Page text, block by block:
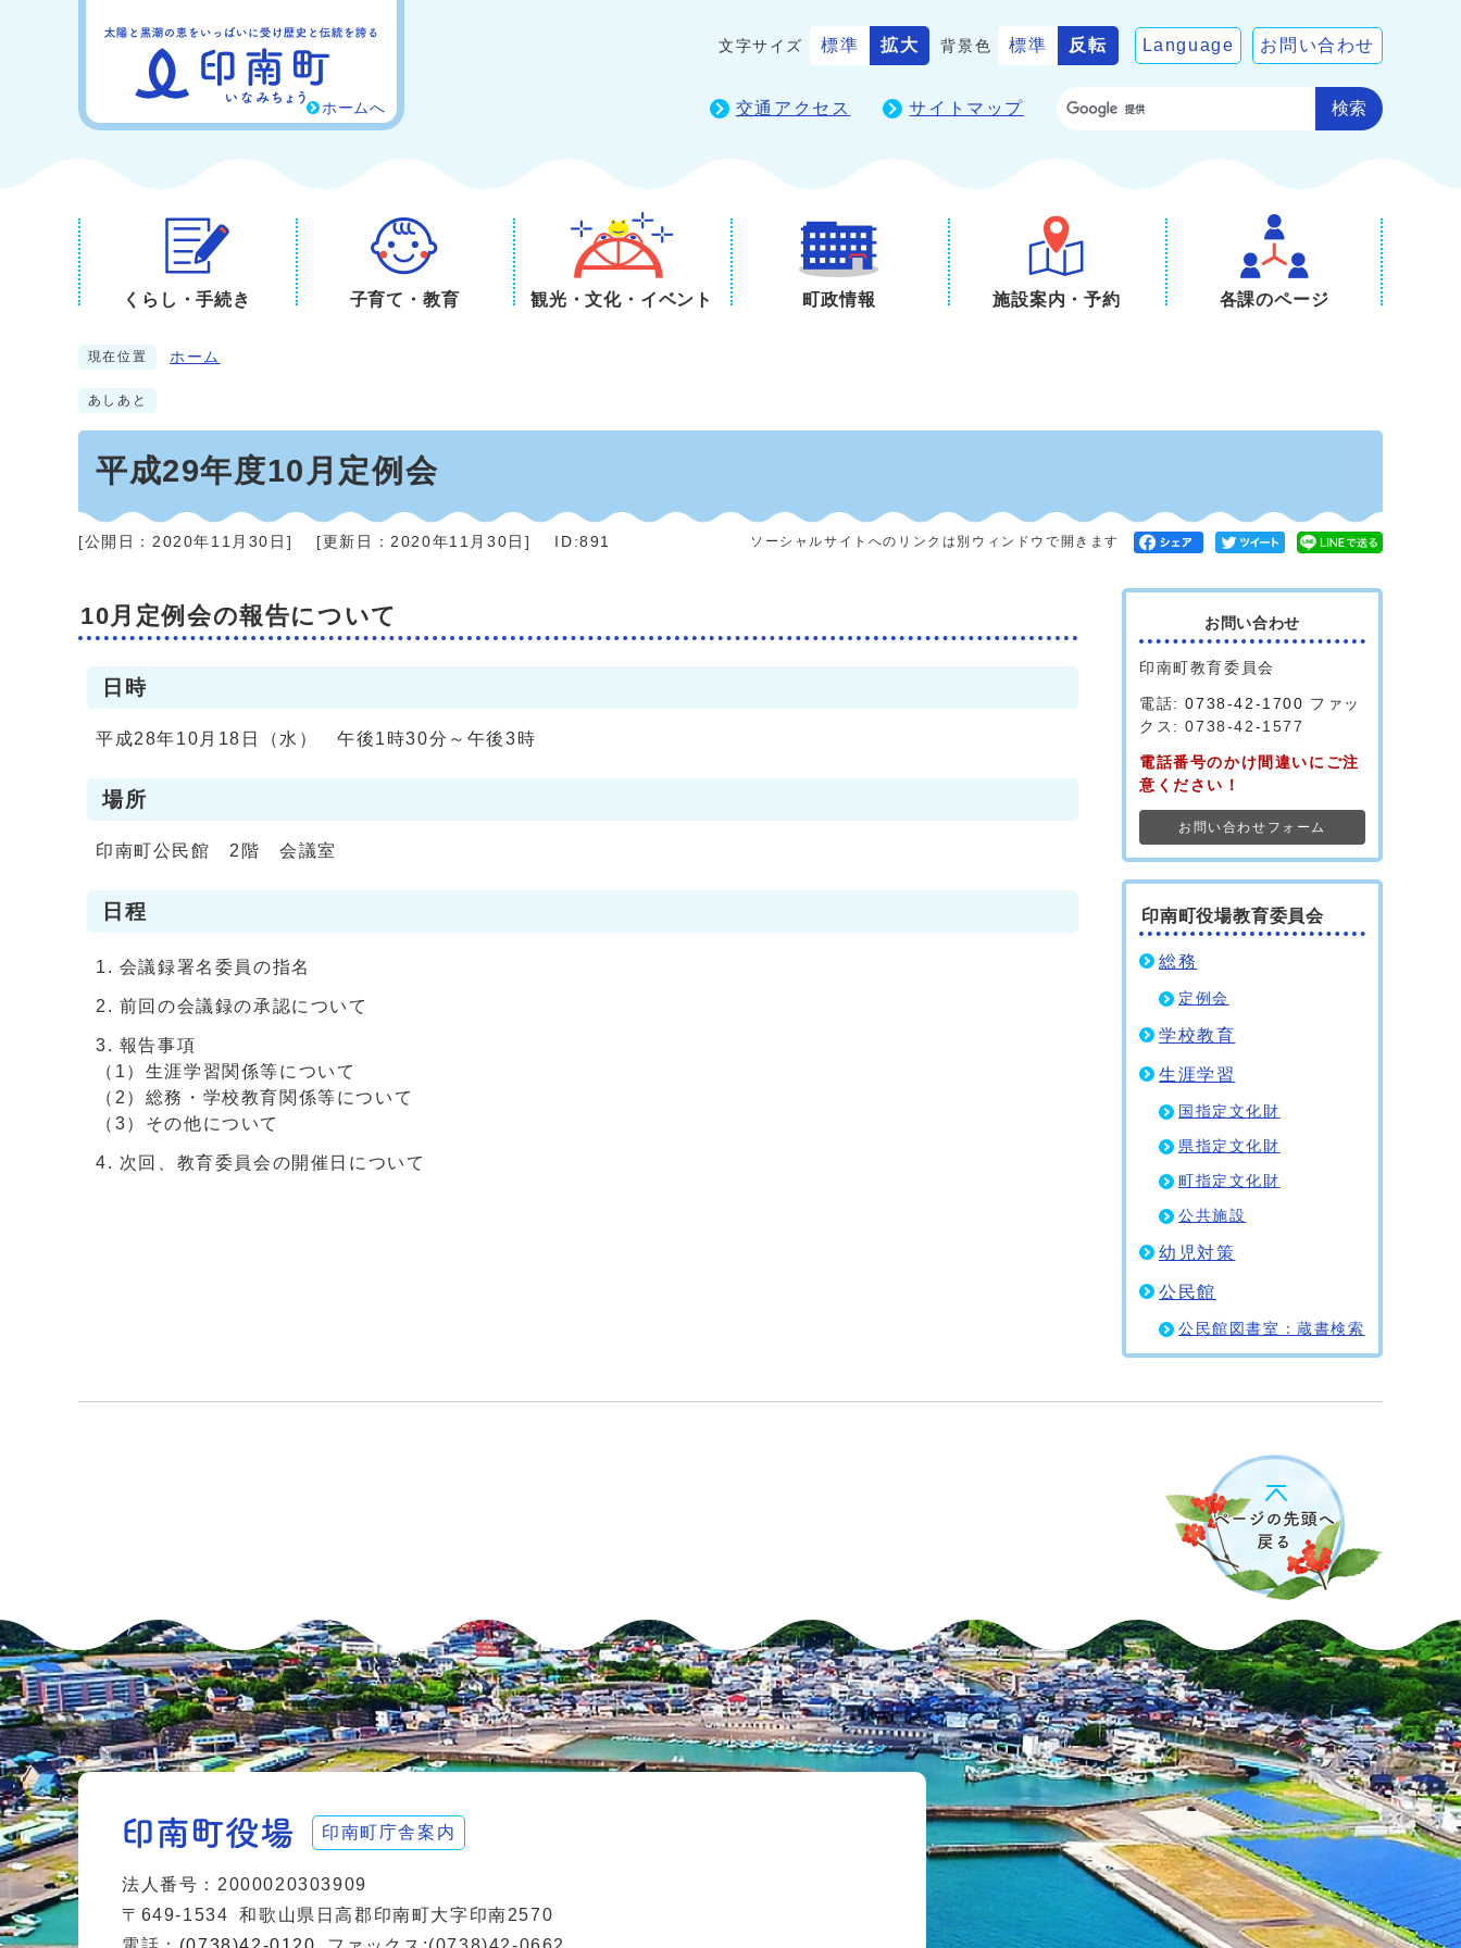
ホームへ
文字サイズ 標準 拡大 背景色 標準 反転 Language お問い合わせ
交通アクセス サイトマップ 検索
くらし・手続き 子育て・教育 観光・文化・イベント 町政情報 施設案内・予約 各課のページ
現在位置 ホーム
あしあと
平成29年度10月定例会
[公開日： 2020年11月30日 ] [更新日：2020年11月30日 ] ID:891 ソーシャルサイトへのリンクは別ウィンドウで開きます
10月定例会の報告について
日時
平成28年10月18日（水） 午後1時30分～午後3時
場所
印南町公民館 2階 会議室
日程
会議録署名委員の指名
前回の会議録の承認について
報告事項
（1）生涯学習関係等について
（2）総務・学校教育関係等について
（3）その他について
次回、教育委員会の開催日について
お問い合わせ
印南町教育委員会
電話:0738-42-1700 ファッ
クス: 0738-42-1577
電話番号のかけ間違いにご注
意ください！
お問い合わせフォーム
印南町役場教育委員会
総務
定例会
学校教育
生涯学習
国指定文化財
県指定文化財
町指定文化財
公共施設
幼児対策
公民館
公民館図書室：蔵書検索
印南町庁舎案内
法人番号：2000020303909
〒649-1534
和歌山県日高郡印南町大字印南2570